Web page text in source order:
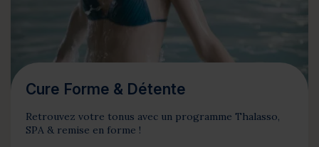
Cure Forme & Détente
Retrouvez votre tonus avec un programme Thalasso,
SPA & remise en forme !